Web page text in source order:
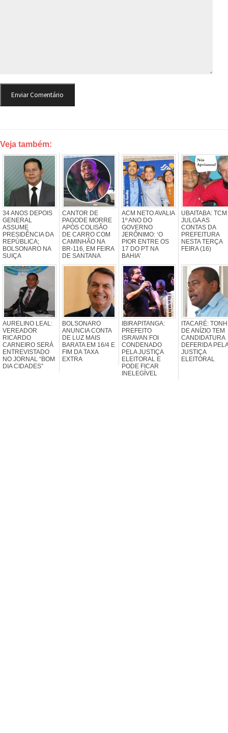
Veja também:
34 ANOS DEPOIS
GENERAL
ASSUME
PRESIDÊNCIA DA
REPÚBLICA;
BOLSONARO NA
SUIÇA
CANTOR DE
PAGODE MORRE
APÓS COLISÃO
DE CARRO COM
CAMINHÃO NA
BR-116, EM FEIRA
DE SANTANA
ACM NETO AVALIA
1º ANO DO
GOVERNO
JERÔNIMO: ‘O
PIOR ENTRE OS
17 DO PT NA
BAHIA’
UBAITABA: TCM
JULGA AS
CONTAS DA
PREFEITURA
NESTA TERÇA
FEIRA (16)
AURELINO LEAL:
VEREADOR
RICARDO
CARNEIRO SERÁ
ENTREVISTADO
NO JORNAL “BOM
DIA CIDADES”
BOLSONARO
ANUNCIA CONTA
DE LUZ MAIS
BARATA EM 16/4 E
FIM DA TAXA
EXTRA
IBIRAPITANGA:
PREFEITO
ISRAVAN FOI
CONDENADO
PELA JUSTIÇA
ELEITORAL E
PODE FICAR
INELEGÍVEL
ITACARÉ:
DE ANÍZIO TEM
CANDIDATURA
DEFERIDA PELA
JUSTIÇA
ELEITORAL